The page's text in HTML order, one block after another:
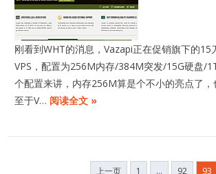
刚看到WHT的消息，Vazapi正在促销旗下的15
VPS，配置为256M内存/384M突发/15G硬盘/
个配置来讲，内存256M算是个不小的亮点了，
至于V… 阅读全文 »
上一页 1 … 92 93